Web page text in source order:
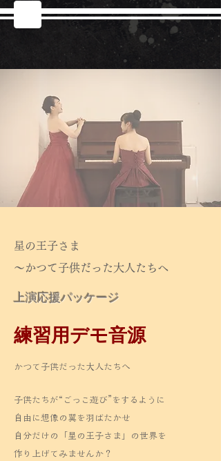
星の王子さま
〜かつて子供だった大人たちへ
​上演応援パッケージ
練習用デモ音源
かつて子供だった大人たちへ
子供たちが“ごっこ遊び”をするように
自由に想像の翼を羽ばたかせ
自分だけの「星の王子さま」の世界を
作り上げてみませんか？